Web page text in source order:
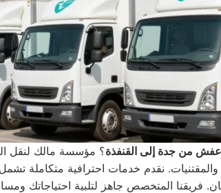
من جدة إلى القنفذة؟ مؤسسة مالك لنقل
والمقتنيات. نقدم خدمات احترافية متكاملة
فريقنا المتخصص جاهز لتلبية احتياجاتك